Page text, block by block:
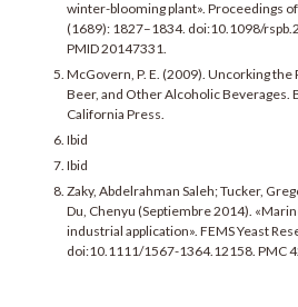
winter-blooming plant». Proceedings
(1689): 1827–1834. doi:10.1098/
PMID 20147331.
McGovern, P. E. (2009). Uncorking the
Beer, and Other Alcoholic Beverages.
California Press.
Ibid
Ibid
Zaky, Abdelrahman Saleh; Tucker,
Du, Chenyu (Septiembre 2014).
industrial application». FEMS Yeast
doi:10.1111/1567-1364.12158. PMC